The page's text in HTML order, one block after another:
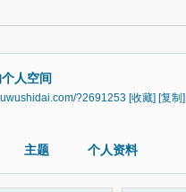
人空间
?2691253 [收藏] [复制]
主题 个人资料